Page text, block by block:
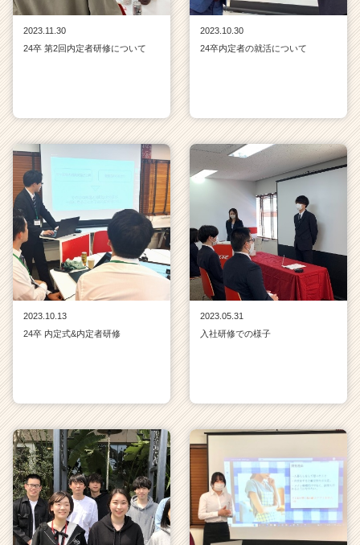
2023.11.30
24卒 第2回内定者研修について
2023.10.30
24卒内定者の就活について
2023.10.13
24卒 内定式&内定者研修
2023.05.31
入社研修での様子